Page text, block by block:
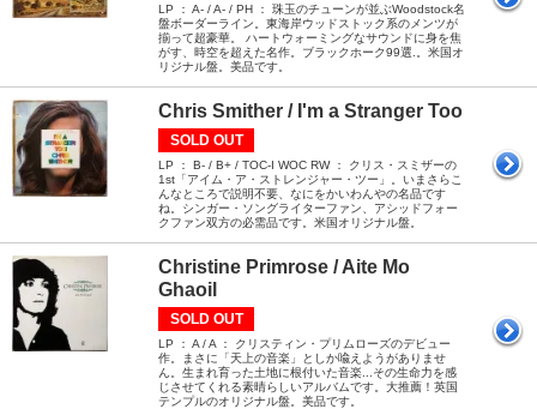
LP ： A- / A- / PH ： 珠玉のチューンが並ぶWoodstock名
盤ボーダーライン。東海岸ウッドストック系のメンツが
揃って超豪華。 ハートウォーミングなサウンドに身を焦
がす、時空を超えた名作。ブラックホーク99選.。米国オ
リジナル盤。美品です。
Chris Smither / I'm a Stranger Too
SOLD OUT
LP ： B- / B+ / TOC-I WOC RW ： クリス・スミザーの
1st「アイム・ア・ストレンジャー・ツー」。いまさらこ
んなところで説明不要、なにをかいわんやの名品です
ね。シンガー・ソングライターファン、アシッドフォー
クファン双方の必需品です。米国オリジナル盤。
Christine Primrose / Aite Mo
Ghaoil
SOLD OUT
LP ： A / A ： クリスティン・プリムローズのデビュー
作。まさに「天上の音楽」としか喩えようがありませ
ん。生まれ育った土地に根付いた音楽...その生命力を感
じさせてくれる素晴らしいアルバムです。大推薦！英国
テンプルのオリジナル盤。美品です。